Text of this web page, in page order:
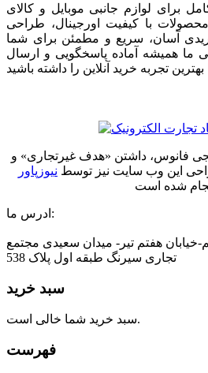
برای لوازم جانبی موبایل و کالای
با کیفیت اورجینال، طراحی
آسان، سریع و مطمئن برای شما
ما همیشه آماده پاسخگویی و ارسال
فانوس، داشتن «هدف غیرتجاری» و
این وب سایت نیز توسط نیوزپاور
ادرس ما:
هفتم تیر- میدان سعیدی مجتمع
تجاری سیرنگ طبقه اول پلاک 538
سبد خرید
سبد خرید شما خالی است.
فهرست